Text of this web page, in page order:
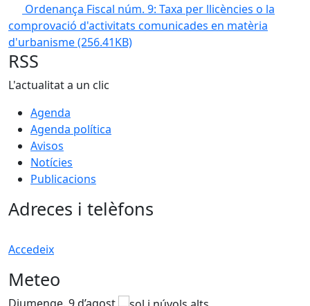
Ordenança Fiscal núm. 9: Taxa per llicències o la
comprovació d'activitats comunicades en matèria
d'urbanisme(256.41KB)
RSS
L'actualitat a un clic
Agenda
Agenda política
Avisos
Notícies
Publicacions
Adreces i telèfons
Accedeix
Meteo